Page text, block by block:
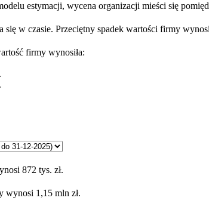
estymacji, wycena organizacji mieści się
się w czasie. Przeciętny spadek wartości firmy
firmy wynosiła:
872 tys. zł.
1,15 mln zł.